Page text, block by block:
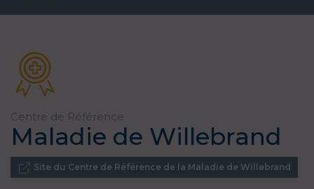
Centre de Référence
Maladie de Willebrand
Site du Centre de Référence de la Maladie de Willebrand